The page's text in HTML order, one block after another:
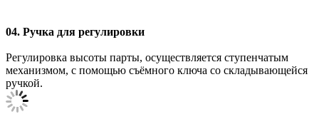
04. Ручка для регулировки
Регулировка высоты парты, осуществляется ступенчатым
механизмом, с помощью съёмного ключа со складывающейся
ручкой.